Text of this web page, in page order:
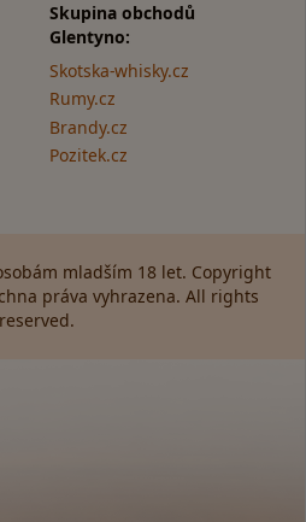
Skupina obchodů
Glentyno:
Skotska-whisky.cz
Rumy.cz
Brandy.cz
Pozitek.cz
mladším 18 let. Copyright
práva vyhrazena. All rights
reserved.